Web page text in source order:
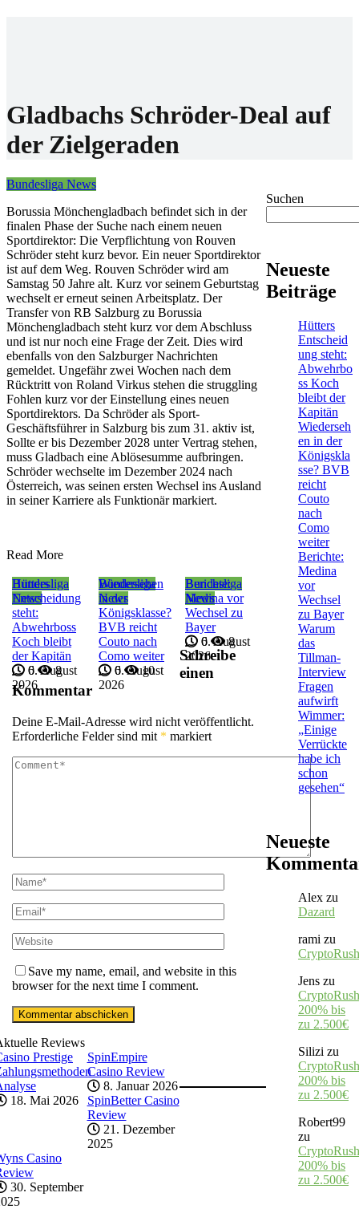
Gladbachs Schröder-Deal auf
der Zielgeraden
Bundesliga News
Borussia Mönchengladbach befindet sich in der
finalen Phase der Suche nach einem neuen
Sportdirektor: Die Verpflichtung von Rouven
Schröder steht kurz bevor. Ein neuer Sportdirektor
ist auf dem Weg. Rouven Schröder wird am
Samstag 50 Jahre alt. Kurz vor seinem Geburtstag
wechselt er erneut seinen Arbeitsplatz. Der
Transfer von RB Salzburg zu Borussia
Mönchengladbach steht kurz vor dem Abschluss
und ist nur noch eine Frage der Zeit. Dies wird
ebenfalls von den Salzburger Nachrichten
gemeldet. Ungefähr zwei Wochen nach dem
Rücktritt von Roland Virkus stehen die struggling
Fohlen kurz vor der Einstellung eines neuen
Sportdirektors. Da Schröder als Sport-
Geschäftsführer in Salzburg bis zum 31. aktiv ist,
Sollte er bis Dezember 2028 unter Vertrag stehen,
muss Gladbach eine Ablösesumme aufbringen.
Schröder wechselte im Dezember 2024 nach
Österreich, was seinen ersten Wechsel ins Ausland
in seiner Karriere als Funktionär markiert.
Read More
Bundesliga
News
Hütters
Entscheidung
steht:
Abwehrboss
Koch bleibt
der Kapitän
6. August
2026
0 8
Bundesliga
News
Wiedersehen
in der
Königsklasse?
BVB reicht
Couto nach
Como weiter
6. August
2026
0 10
Bundesliga
News
Berichte:
Medina vor
Wechsel zu
Bayer
6. August
2026
0 8
Schreibe
einen
Kommentar
Deine E-Mail-Adresse wird nicht veröffentlicht.
Erforderliche Felder sind mit * markiert
Save my name, email, and website in this
browser for the next time I comment.
Suchen
Neueste
Beiträge
Hütters
Entscheid
ung steht:
Abwehrbo
ss Koch
bleibt der
Kapitän
Wiederseh
en in der
Königskla
sse? BVB
reicht
Couto
nach
Como
weiter
Berichte:
Medina
vor
Wechsel
zu Bayer
Warum
das
Tillman-
Interview
Fragen
aufwirft
Wimmer:
„Einige
Verrückte
habe ich
schon
gesehen“
Neueste
Alex zu
Dazard
rami zu
CryptoRush
Jens zu
200% bis
zu 2.500€
Silizi zu
200% bis
zu 2.500€
Robert99
zu
200% bis
zu 2.500€
Reviews
Prestige
18. Mai 2026
SpinEmpire
Casino Review
8. Januar 2026
SpinBetter Casino
Review
21. Dezember
2025
Casino
30. September